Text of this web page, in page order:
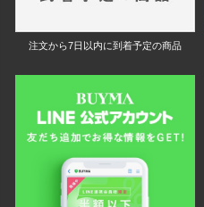
注文から7日以内に到着予定の商品